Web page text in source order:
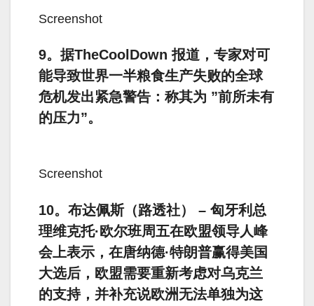
Screenshot
9。据TheCoolDown 报道，专家对可
能导致世界一半粮食生产失败的全球
危机发出紧急警告：称其为 ”前所未有
的压力”。
Screenshot
10。布达佩斯（路透社） – 匈牙利总
理维克托·欧尔班周五在欧盟领导人峰
会上表示，在唐纳德·特朗普赢得美国
大选后，欧盟需要重新考虑对乌克兰
的支持，并补充说欧洲无法单独为这